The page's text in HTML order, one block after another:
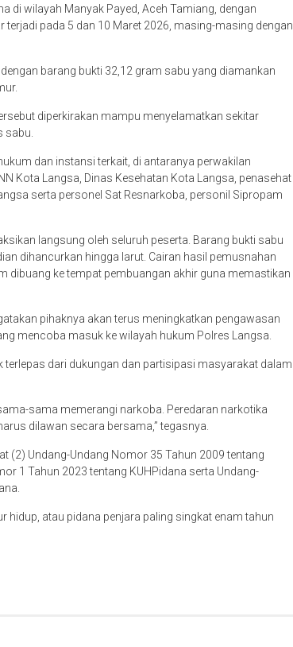
di wilayah Manyak Payed, Aceh Tamiang, dengan
pada 5 dan 10 Maret 2026, masing-masing dengan
barang bukti 32,12 gram sabu yang diamankan
diperkirakan mampu menyelamatkan sekitar
sabu.
dan instansi terkait, di antaranya perwakilan
Kota Langsa, Dinas Kesehatan Kota Langsa, penasehat
serta personel Sat Resnarkoba, personil Sipropam
langsung oleh seluruh peserta. Barang bukti sabu
dihancurkan hingga larut. Cairan hasil pemusnahan
dibuang ke tempat pembuangan akhir guna memastikan
pihaknya akan terus meningkatkan pengawasan
mencoba masuk ke wilayah hukum Polres Langsa.
dari dukungan dan partisipasi masyarakat dalam
sama memerangi narkoba. Peredaran narkotika
dilawan secara bersama,” tegasnya.
(2) Undang-Undang Nomor 35 Tahun 2009 tentang
1 Tahun 2023 tentang KUHPidana serta Undang-
hidup, atau pidana penjara paling singkat enam tahun